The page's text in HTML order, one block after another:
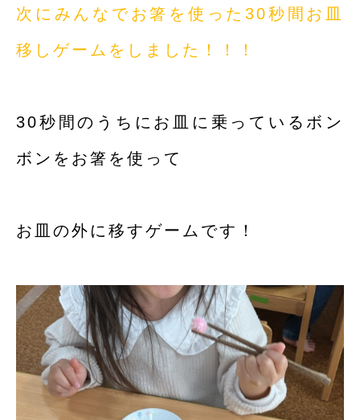
次にみんなでお箸を使った30秒間お皿
移しゲームをしました！！！
30秒間のうちにお皿に乗っているボン
ボンをお箸を使って
お皿の外に移すゲームです！